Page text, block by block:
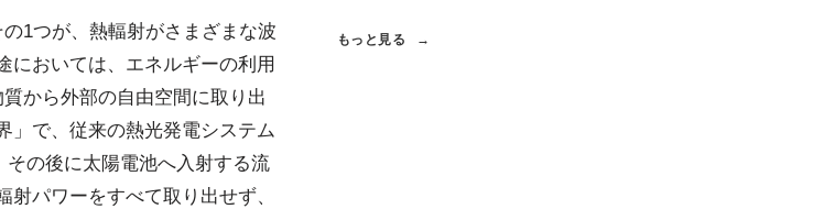
1つが、熱輻射がさまざまな波
においては、エネルギーの利用
から外部の自由空間に取り出
」で、従来の熱光発電システム
の後に太陽電池へ入射する流
パワーをすべて取り出せず、
もっと見る